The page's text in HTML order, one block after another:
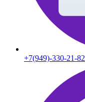
+7(949)-330-21-82